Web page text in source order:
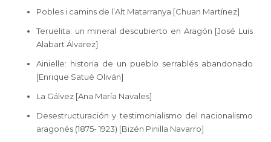
Pobles i camins de l’Alt Matarranya [Chuan Martínez]
Teruelita: un mineral descubierto en Aragón [José Luis
Alabart Álvarez]
Ainielle: historia de un pueblo serrablés abandonado
[Enrique Satué Oliván]
La Gálvez [Ana María Navales]
Desestructuración y testimonialismo del nacionalismo
aragonés (1875- 1923) [Bizén Pinilla Navarro]